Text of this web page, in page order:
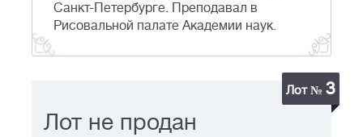
Санкт-Петербурге. Преподавал в
Рисовальной палате Академии наук.
Лот № 3
Лот не продан